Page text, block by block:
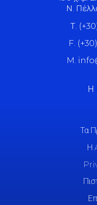
Ν.
Τ.
F.
M.
Η
Τα
Η